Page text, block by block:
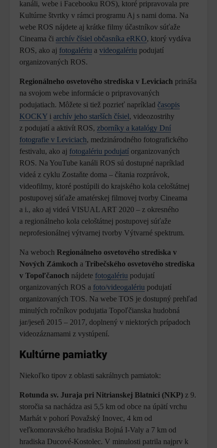
kanáli, webe i Facebooku ROS), ktoré pripravovala pre
Kultúrne štvrtky v rámci programu Aj s nami doma. Na
webe ROS nájdete aj krátke filmy účastníkov súťaže
Cineama či archív čísiel občasníka eRKO, ktorý vydáva
ROS, ako aj fotogalériu a videogalériu podujatí
organizovaných ROS.
Regionálneho osvetového strediska v Leviciach prináša
na svojom webe informácie o pripravovaných
podujatiach. Môžete si tiež pozrieť napríklad časopis
KOCKY i archív jeho starších čísiel, videozostrihy
z podujatí a aktivít ROS, zborníky a katalógy Dní
fotografie v Leviciach, medzinárodného fotografického
festivalu, ako aj fotogalériu podujatí organizovaných
ROS. Na YouTube kanáli ROS sú dostupné napríklad
videá z cyklu Zostaňte doma – čítania rozprávok,
videofilmy, ktoré postúpili do krajského kola celoštátnej
postupovej súťaže amatérskej filmovej tvorby Cineama
a i., ako aj videá VISUAL ART 2020 – z okresného
a regionálneho kola celoštátnej postupovej súťaže
neprofesionálnej výtvarnej tvorby Výtvarné spektrum.
Na weboch Regionálneho osvetového strediska v
Nových Zámkoch a Tribečského osvetového strediska
v Topoľčanoch nájdete fotogalériu podujatí
organizovaných ROS a foto/videogalériu podujatí
organizovaných TOS. Na webe TOS je dostupný prehľad
minulých ročníkov podujatia Topoľčianska hudobná
jar/jeseň 2015 – 2017, doplnený v niektorých prípadoch
videozáznamami z vystúpení.
Kultúrne pamiatky
Niekoľko tipov z oblasti sakrálnych pamiatok:
Rotunda sv. Juraja pri Nitrianskej Blatnici (NKP) z 9.
storočia sa nachádza asi 5,5 km od obce na úpätí vrchu
Marhát v pohorí Považský Inovec, 4 km od
veľkomoravského hradiska Bojná I-Valy a 7 km od
hradiska Ducové-Kostolec. V minulosti patrila najprv k